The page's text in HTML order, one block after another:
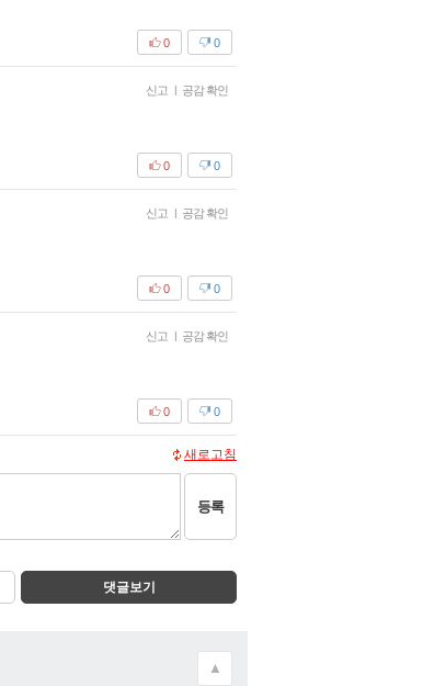
0
0
신고 | 공감 확인
0
0
신고 | 공감 확인
0
0
신고 | 공감 확인
0
0
새로고침
등록
댓글보기
▲